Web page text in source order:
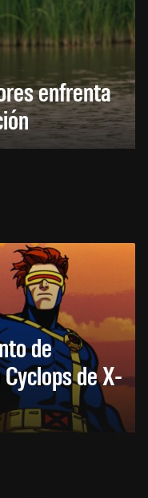
enfrenta
de
de X-